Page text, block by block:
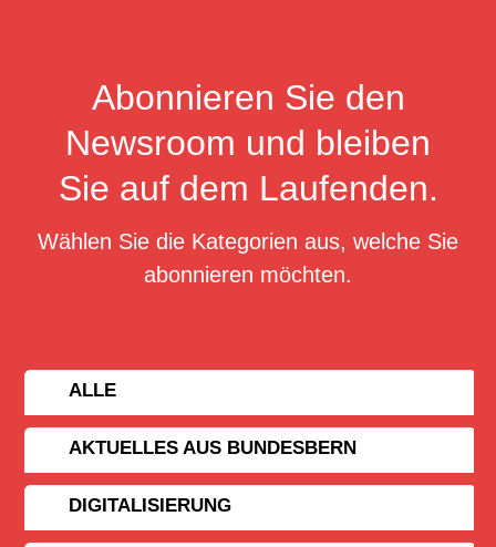
Abonnieren Sie den
Newsroom und bleiben
Sie auf dem Laufenden.
Wählen Sie die Kategorien aus, welche Sie
abonnieren möchten.
ALLE
AKTUELLES AUS BUNDESBERN
DIGITALISIERUNG